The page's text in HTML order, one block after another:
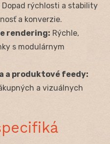
Dopad rýchlosti a stability
a konverzie.
rendering: Rýchle,
s modulárnym
a produktové feedy:
a vizuálnych